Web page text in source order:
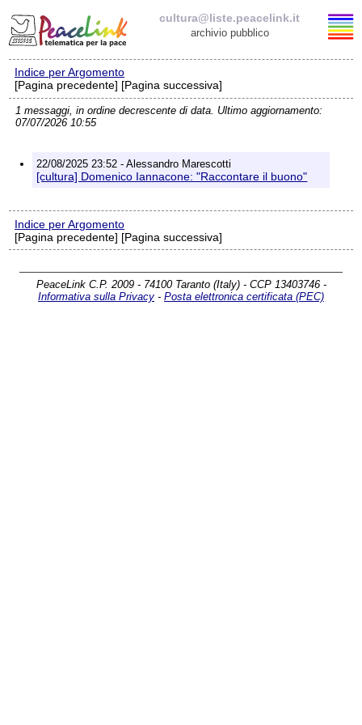
cultura@liste.peacelink.it
archivio pubblico
Elenco delle liste
cultura@liste.peacelink.it
Informativa sulla privacy
Indice per Argomento
[Pagina precedente] [Pagina successiva]
1 messaggi, in ordine decrescente di data. Ultimo aggiornamento:
07/07/2026 10:55
22/08/2025 23:52 - Alessandro Marescotti
[cultura] Domenico Iannacone: "Raccontare il buono"
Indice per Argomento
[Pagina precedente] [Pagina successiva]
PeaceLink C.P. 2009 - 74100 Taranto (Italy) - CCP 13403746 -
Informativa sulla Privacy - Posta elettronica certificata (PEC)